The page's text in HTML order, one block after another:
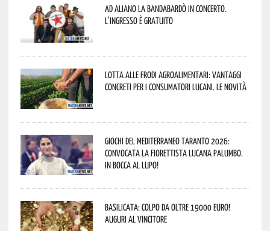
Ad Aliano la Bandabardò in concerto.
L’ingresso è gratuito
Lotta alle frodi agroalimentari: vantaggi
concreti per i consumatori lucani. Le novità
Giochi del Mediterraneo Taranto 2026:
convocata la fiorettista lucana Palumbo.
In bocca al lupo!
Basilicata: colpo da oltre 19000 Euro!
Auguri al vincitore